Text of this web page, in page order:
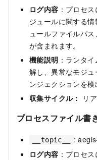
ログ内容 ：プロセ
ジュールに関する
ュールファイルパ
が含まれます。
機能説明 ：ランタ
解し、異常なモジ
ンジェクションを検
収集サイクル：
リ
プロセスファイル書
__topic__
:
ログ内容 ：プロセ